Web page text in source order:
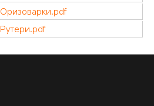
Оризоварки.pdf
Рутери.pdf